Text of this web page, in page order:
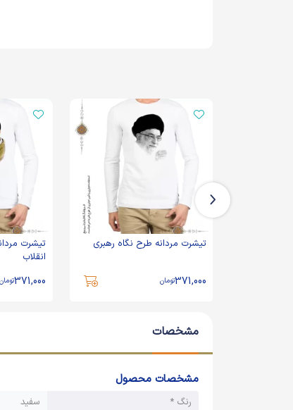
تیشرت مردانه طرح نگاه رهبری
371,000تومان
تیشرت
انقلاب
371,000تومان
مشخصات
مشخصات محصول
رنگ *
سفید